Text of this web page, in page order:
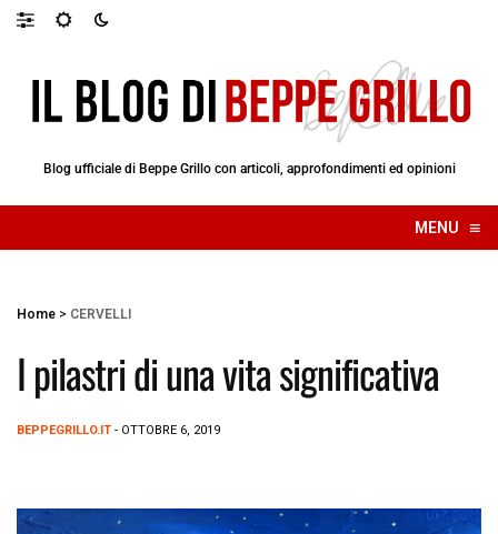
Blog ufficiale di Beppe Grillo con articoli, approfondimenti ed opinioni
MENU ≡
☰
Home > CERVELLI
I pilastri di una vita significativa
BEPPEGRILLO.IT - OTTOBRE 6, 2019